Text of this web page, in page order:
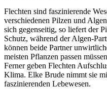
Flechten sind faszinierende
verschiedenen Pilzen und
sich gegenseitig, so liefert der
Schutz, während der Algen-
können beide Partner
meisten Pflanzen passen
Ferner geben Flechten
Klima. Elke Brude nimmt sie
faszinierenden Lebewesen.